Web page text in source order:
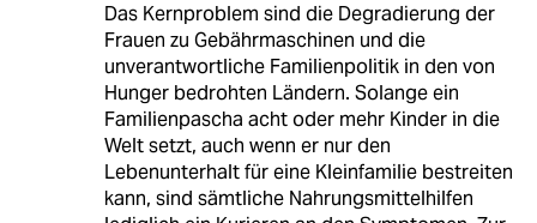
Das Kernproblem sind die Degradierung der
Frauen zu Gebährmaschinen und die
unverantwortliche Familienpolitik in den von
Hunger bedrohten Ländern. Solange ein
Familienpascha acht oder mehr Kinder in die
Welt setzt, auch wenn er nur den
Lebenunterhalt für eine Kleinfamilie bestreiten
kann, sind sämtliche Nahrungsmittelhilfen